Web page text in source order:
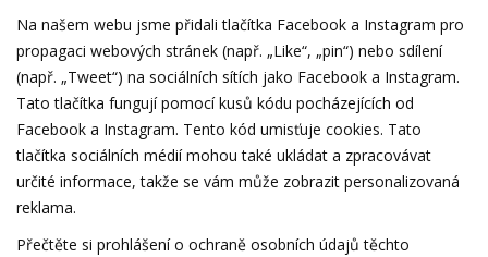
Na našem webu jsme přidali tlačítka Facebook a Instagram pro
propagaci webových stránek (např. „Like“, „pin“) nebo sdílení
(např. „Tweet“) na sociálních sítích jako Facebook a Instagram.
Tato tlačítka fungují pomocí kusů kódu pocházejících od
Facebook a Instagram. Tento kód umisťuje cookies. Tato
tlačítka sociálních médií mohou také ukládat a zpracovávat
určité informace, takže se vám může zobrazit personalizovaná
reklama.
Přečtěte si prohlášení o ochraně osobních údajů těchto